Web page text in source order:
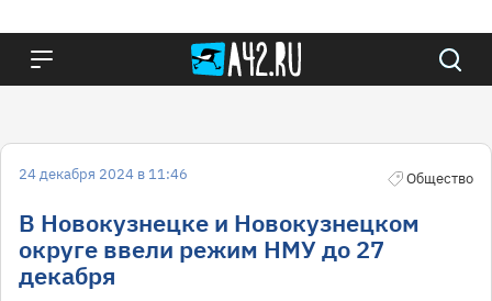
24 декабря 2024 в 11:46 Общество
В Новокузнецке и Новокузнецком
округе ввели режим НМУ до 27
декабря